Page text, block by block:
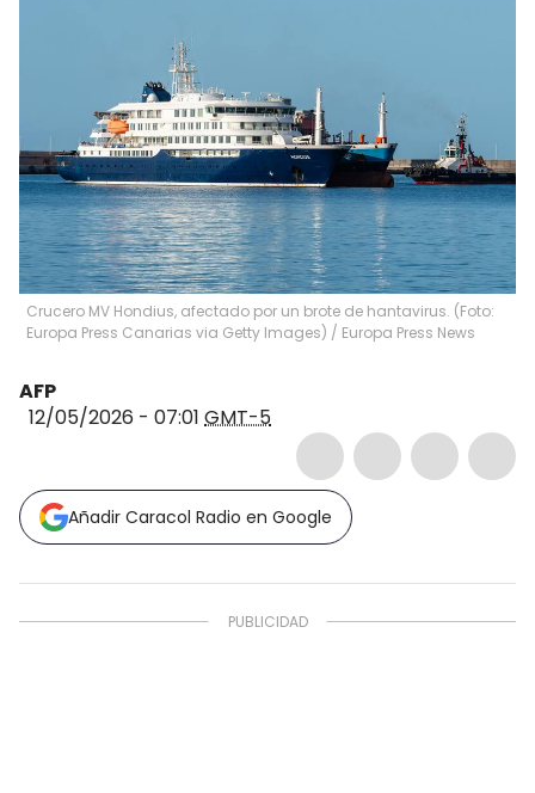
Crucero MV Hondius, afectado por un brote de hantavirus. (Foto:
Europa Press Canarias via Getty Images) / Europa Press News
AFP
12/05/2026 - 07:01 GMT-5
Añadir Caracol Radio en Google